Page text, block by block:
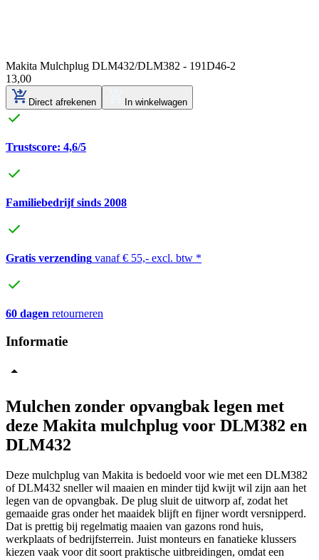
Makita Mulchplug DLM432/DLM382 - 191D46-2
13,00
Direct afrekenen In winkelwagen
Trustscore: 4,6/5
Familiebedrijf sinds 2008
Gratis verzending vanaf € 55,- excl. btw *
60 dagen retourneren
Informatie
Mulchen zonder opvangbak legen met
deze Makita mulchplug voor DLM382 en
DLM432
Deze mulchplug van Makita is bedoeld voor wie met een DLM382
of DLM432 sneller wil maaien en minder tijd kwijt wil zijn aan het
legen van de opvangbak. De plug sluit de uitworp af, zodat het
gemaaide gras onder het maaidek blijft en fijner wordt versnipperd.
Dat is prettig bij regelmatig maaien van gazons rond huis,
werkplaats of bedrijfsterrein. Juist monteurs en fanatieke klussers
kiezen vaak voor dit soort praktische uitbreidingen, omdat een